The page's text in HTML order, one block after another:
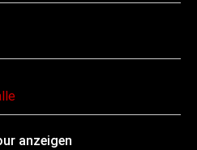
anzeigen